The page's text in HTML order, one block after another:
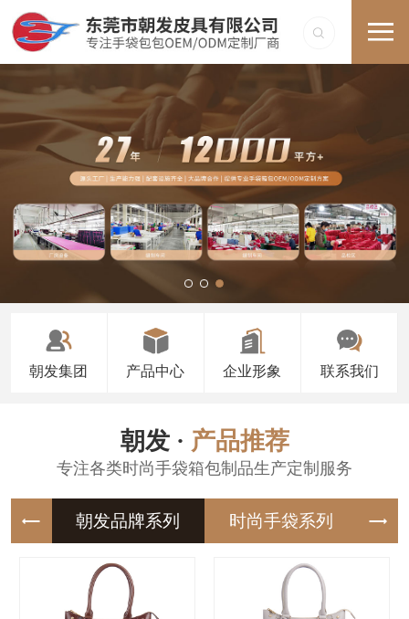
朝发集团 产品中心 企业形象 联系我们
朝发 · 产品推荐
专注各类时尚手袋箱包制品生产定制服务
朝发品牌 时尚手袋